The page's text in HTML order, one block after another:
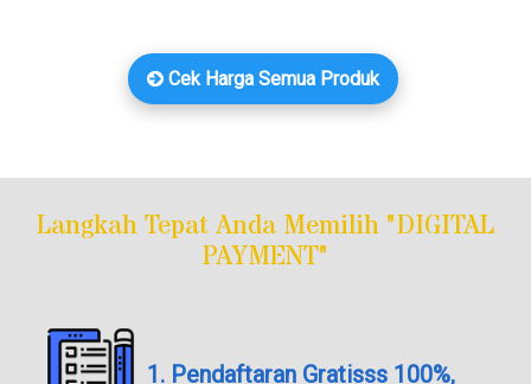
Cek Harga Semua Produk
Langkah Tepat Anda Memilih "DIGITAL
PAYMENT"
1. Pendaftaran Gratisss 100%,